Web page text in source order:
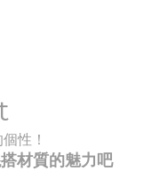
性！
材質的魅力吧